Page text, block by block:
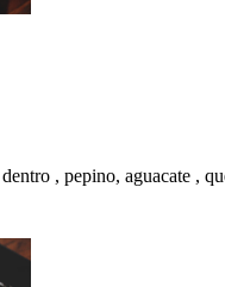
, pepino, aguacate ,